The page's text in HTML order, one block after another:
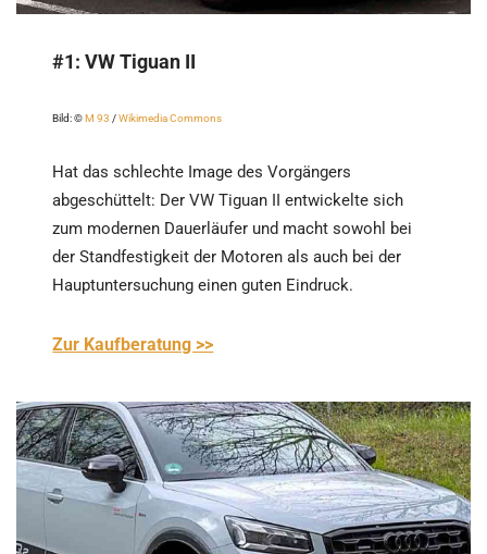
#1: VW Tiguan II
Bild: ©M 93 /Wikimedia Commons
Hat das schlechte Image des Vorgängers
abgeschüttelt: Der VW Tiguan II entwickelte sich
zum modernen Dauerläufer und macht sowohl bei
der Standfestigkeit der Motoren als auch bei der
Hauptuntersuchung einen guten Eindruck.
Zur Kaufberatung >>